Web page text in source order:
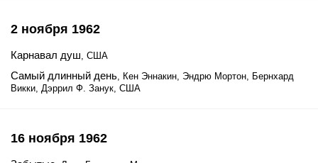
2 ноября 1962
Карнавал душ, США
Самый длинный день, Кен Эннакин, Эндрю Мортон, Бернхард
Викки, Дэррил Ф. Занук, США
16 ноября 1962